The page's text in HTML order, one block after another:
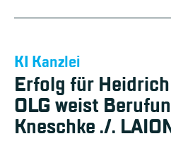
KI Kanzlei
Erfolg für
OLG weist
Kneschke ./.